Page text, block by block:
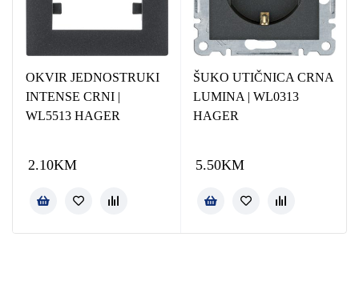
OKVIR JEDNOSTRUKI
INTENSE CRNI |
WL5513 HAGER
2.10KM
ŠUKO UTIČNICA CRNA
LUMINA | WL0313
HAGER
5.50KM